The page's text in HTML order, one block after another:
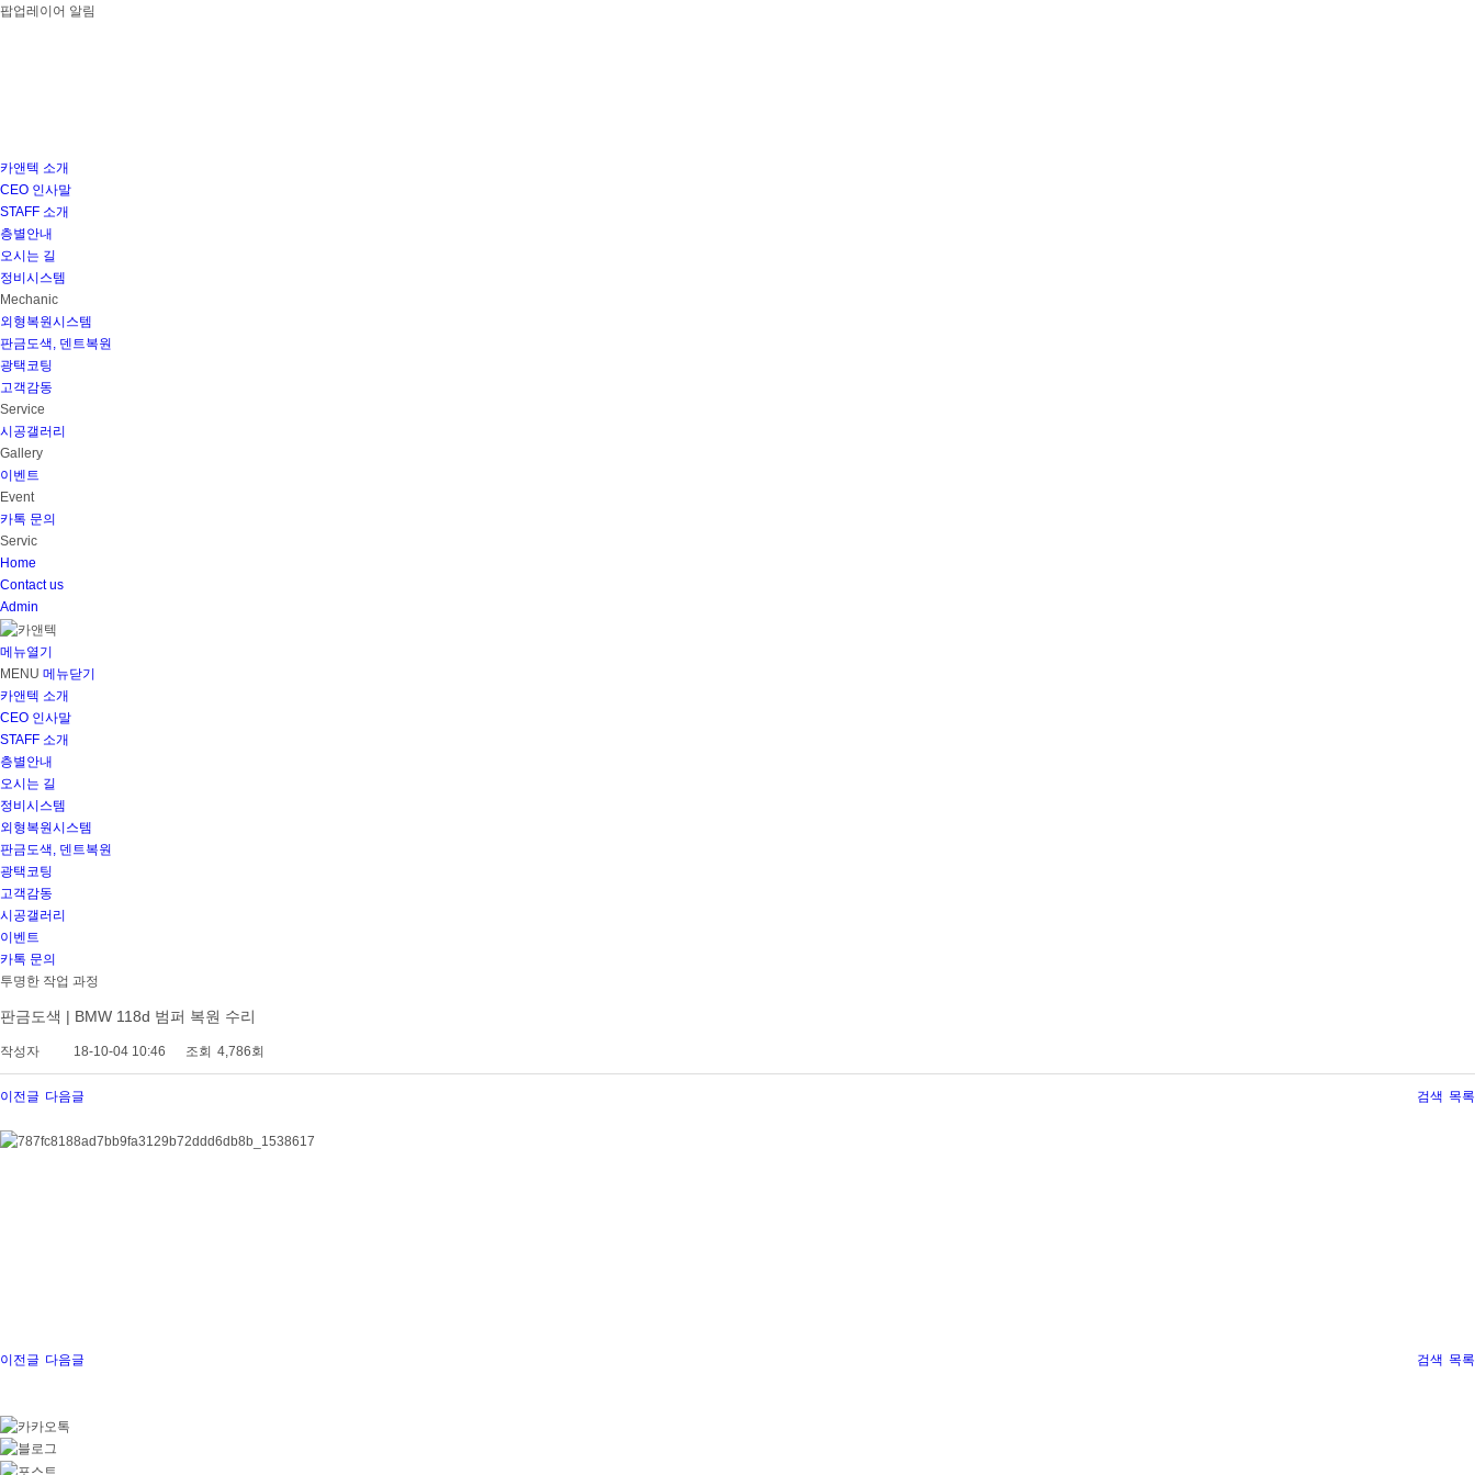
팝업레이어 알림
카앤텍 소개
CEO 인사말
STAFF 소개
층별안내
오시는 길
정비시스템
Mechanic
외형복원시스템
판금도색, 덴트복원
광택코팅
고객감동
Service
시공갤러리
Gallery
이벤트
Event
카톡 문의
Servic
Home
Contact us
Admin
메뉴열기
MENU 메뉴닫기
카앤텍 소개
CEO 인사말
STAFF 소개
층별안내
오시는 길
정비시스템
외형복원시스템
판금도색, 덴트복원
광택코팅
고객감동
시공갤러리
이벤트
카톡 문의
투명한 작업 과정
판금도색 | BMW 118d 범퍼 복원 수리
작성자 18-10-04 10:46 조회 4,786회
이전글 다음글 검색 목록
이전글 다음글 검색 목록